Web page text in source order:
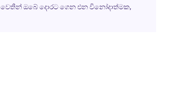
වෙතින් ඔබේ දොරට ගෙන එන විනෝදාත්මක,